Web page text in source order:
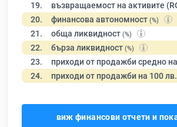
19. възвращаемост на активите
20. финансова автономност (%)
21. обща ликвидност (%)
22. бърза ликвидност (%)
23. приходи от продажби средно
24. приходи от продажби на 100
виж финансови отчети и